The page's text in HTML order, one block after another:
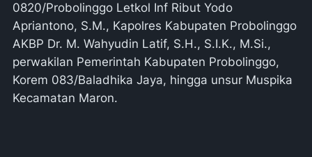
0820/Probolinggo Letkol Inf Ribut Yodo
Apriantono, S.M., Kapolres Kabupaten Probolinggo
AKBP Dr. M. Wahyudin Latif, S.H., S.I.K., M.Si.,
perwakilan Pemerintah Kabupaten Probolinggo,
Korem 083/Baladhika Jaya, hingga unsur Muspika
Kecamatan Maron.